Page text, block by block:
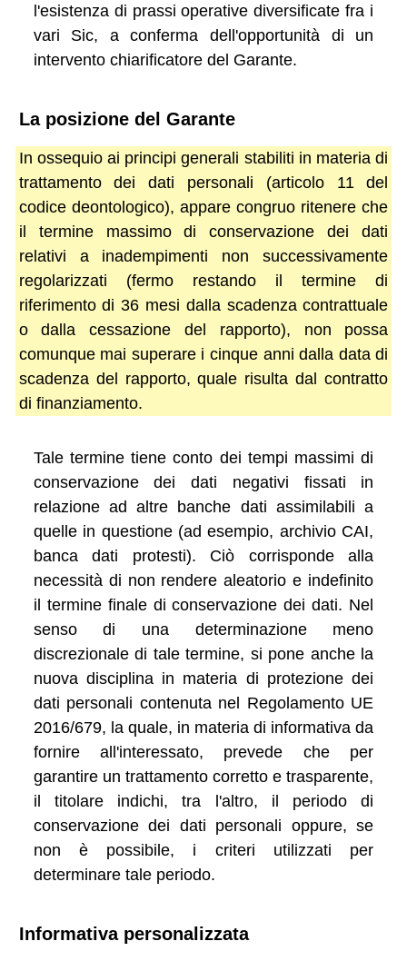
l'esistenza di prassi operative diversificate fra i
vari Sic, a conferma dell'opportunità di un
intervento chiarificatore del Garante.
La posizione del Garante
In ossequio ai principi generali stabiliti in materia di
trattamento dei dati personali (articolo 11 del
codice deontologico), appare congruo ritenere che
il termine massimo di conservazione dei dati
relativi a inadempimenti non successivamente
regolarizzati (fermo restando il termine di
riferimento di 36 mesi dalla scadenza contrattuale
o dalla cessazione del rapporto), non possa
comunque mai superare i cinque anni dalla data di
scadenza del rapporto, quale risulta dal contratto
di finanziamento.
Tale termine tiene conto dei tempi massimi di
conservazione dei dati negativi fissati in
relazione ad altre banche dati assimilabili a
quelle in questione (ad esempio, archivio CAI,
banca dati protesti). Ciò corrisponde alla
necessità di non rendere aleatorio e indefinito
il termine finale di conservazione dei dati. Nel
senso di una determinazione meno
discrezionale di tale termine, si pone anche la
nuova disciplina in materia di protezione dei
dati personali contenuta nel Regolamento UE
2016/679, la quale, in materia di informativa da
fornire all'interessato, prevede che per
garantire un trattamento corretto e trasparente,
il titolare indichi, tra l'altro, il periodo di
conservazione dei dati personali oppure, se
non è possibile, i criteri utilizzati per
determinare tale periodo.
Informativa personalizzata